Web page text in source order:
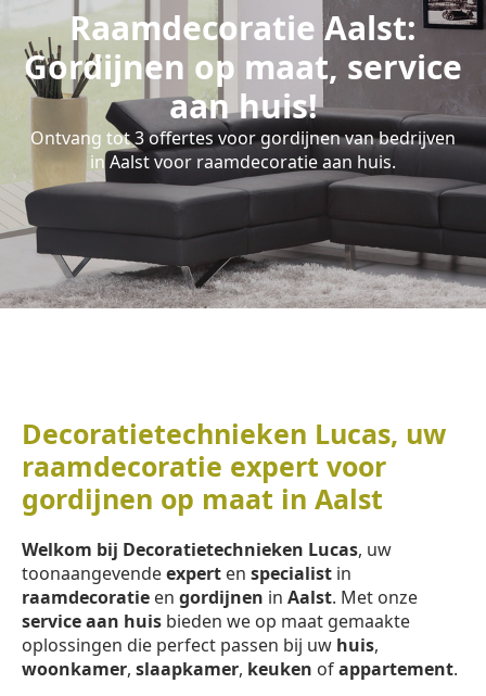
Raamdecoratie Aalst:
Gordijnen op maat, service
aan huis!
Ontvang tot 3 offertes voor gordijnen van bedrijven
in Aalst voor raamdecoratie aan huis.
Decoratietechnieken Lucas, uw
raamdecoratie expert voor
gordijnen op maat in Aalst
Welkom bij Decoratietechnieken Lucas, uw
toonaangevendeexpert en specialist in
raamdecoratie en gordijnen in Aalst. Met onze
service aan huis bieden we op maat gemaakte
oplossingen die perfect passen bij uw huis,
woonkamer, slaapkamer, keuken ofappartement.